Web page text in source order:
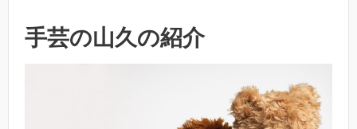
手芸の山久の紹介